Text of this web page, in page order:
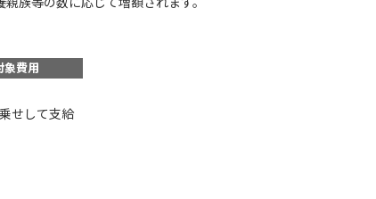
象費用
せして支給